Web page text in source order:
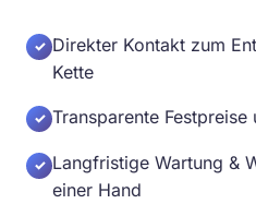
✓ Direkter Kontakt zum
Kette
✓ Transparente
✓ Langfristige Wartung &
einer Hand